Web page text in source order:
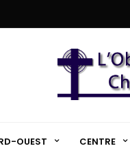
OUEST CENTRE